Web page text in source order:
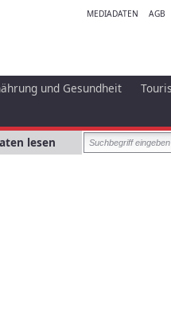
MEDIADATEN AGB
und Gesundheit
lesen